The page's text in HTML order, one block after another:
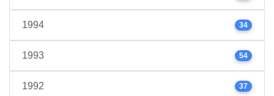
1994 34
1993 54
1992 37